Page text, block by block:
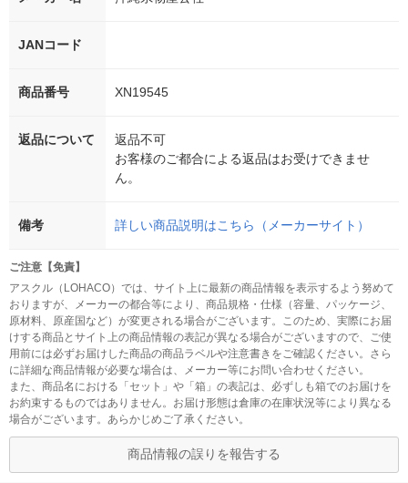
JANコード
商品番号 XN19545
返品について
返品不可
お客様のご都合による返品はお受けできませ
ん。
備考 詳しい商品説明はこちら（メーカーサイト）
ご注意【免責】
アスクル（LOHACO）では、サイト上に最新の商品情報を表示するよう努めて
おりますが、メーカーの都合等により、商品規格・仕様（容量、パッケージ、
原材料、原産国など）が変更される場合がございます。このため、実際にお届
けする商品とサイト上の商品情報の表記が異なる場合がございますので、ご使
用前には必ずお届けした商品の商品ラベルや注意書きをご確認ください。さら
に詳細な商品情報が必要な場合は、メーカー等にお問い合わせください。
また、商品名における「セット」や「箱」の表記は、必ずしも箱でのお届けを
お約束するものではありません。お届け形態は倉庫の在庫状況等により異なる
場合がございます。あらかじめご了承ください。
商品情報の誤りを報告する